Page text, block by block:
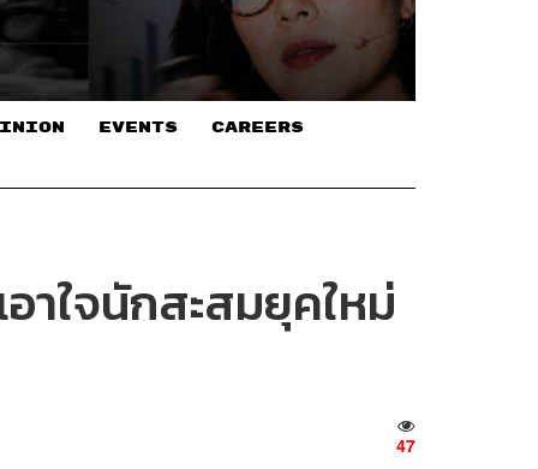
EVENTS CAREERS
าใจนักสะสมยุคใหม่
47